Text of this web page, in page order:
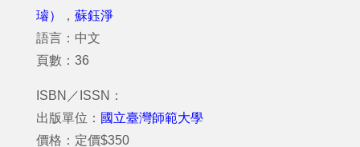
璿）
， 蘇鈺淨
語言：中文
頁數：36
ISBN／ISSN：
出版單位： 國立臺灣師範大學
價格：定價$350